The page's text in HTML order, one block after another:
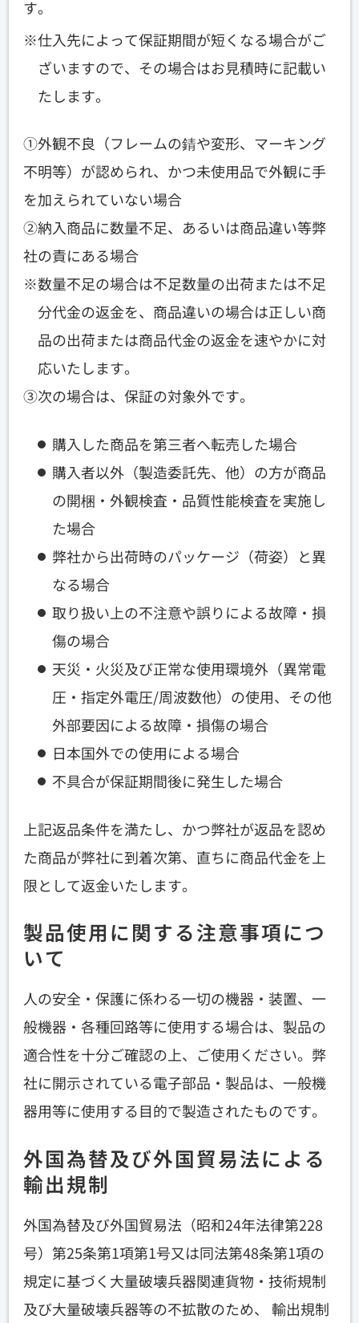
す。
仕入先によって保証期間が短くなる場合がご
ざいますので、その場合はお見積時に記載い
たします。
①外観不良（フレームの錆や変形、マーキング
不明等）が認められ、かつ未使用品で外観に手
を加えられていない場合
②納入商品に数量不足、あるいは商品違い等弊
社の責にある場合
数量不足の場合は不足数量の出荷または不足
分代金の返金を、商品違いの場合は正しい商
品の出荷または商品代金の返金を速やかに対
応いたします。
③次の場合は、保証の対象外です。
購入した商品を第三者へ転売した場合
購入者以外（製造委託先、他）の方が商品
の開梱・外観検査・品質性能検査を実施し
た場合
弊社から出荷時のパッケージ（荷姿）と異
なる場合
取り扱い上の不注意や誤りによる故障・損
傷の場合
天災・火災及び正常な使用環境外（異常電
圧・指定外電圧/周波数他）の使用、その他
外部要因による故障・損傷の場合
日本国外での使用による場合
不具合が保証期間後に発生した場合
上記返品条件を満たし、かつ弊社が返品を認め
た商品が弊社に到着次第、直ちに商品代金を上
限として返金いたします。
製品使用に関する注意事項につ
いて
人の安全・保護に係わる一切の機器・装置、一
般機器・各種回路等に使用する場合は、製品の
適合性を十分ご確認の上、ご使用ください。弊
社に開示されている電子部品・製品は、一般機
器用等に使用する目的で製造されたものです。
外国為替及び外国貿易法による
輸出規制
外国為替及び外国貿易法（昭和24年法律第228
号）第25条第1項第1号又は同法第48条第1項の
規定に基づく大量破壊兵器関連貨物・技術規制
及び大量破壊兵器等の不拡散のため、 輸出規制